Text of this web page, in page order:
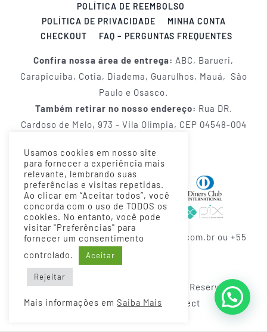
POLÍTICA DE REEMBOLSO
POLÍTICA DE PRIVACIDADE
MINHA CONTA
CHECKOUT
FAQ – PERGUNTAS FREQUENTES
Confira nossa área de entrega: ABC, Barueri,
Carapicuiba, Cotia, Diadema, Guarulhos, Mauá, São
Paulo e Osasco.
Também retirar no nosso endereço: Rua DR.
Cardoso de Melo, 973 - Vila Olimpia, CEP 04548-004
Métodos de Pagamentos
Fale conosco: contato@grazingtable.com.br ou +55
(11) 93089-8899
Grazing Table & Co | Todos os direitos Reservados |
Desenvolvido porPixel Project
Usamos cookies em nosso site
para fornecer a experiência mais
relevante, lembrando suas
preferências e visitas repetidas.
Ao clicar em “Aceitar todos”, você
concorda com o uso de TODOS os
cookies. No entanto, você pode
visitar "Preferências" para
fornecer um consentimento
controlado.
Aceitar
Rejeitar
Mais informações em Saiba Mais